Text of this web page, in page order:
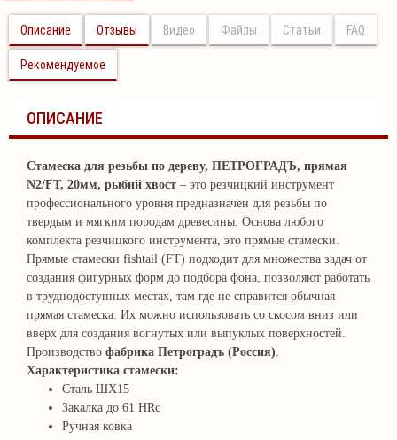
Описание Отзывы Видео Файлы Статьи FAQ
Рекомендуемое
ОПИСАНИЕ
Стамеска для резьбы по дереву, ПЕТРОГРАДЪ, прямая
N2/FT, 20мм, рыбий хвост – это резчицкий инструмент
профессионального уровня предназначен для резьбы по
твердым и мягким породам древесины. Основа любого
комплекта резчицкого инструмента, это прямые стамески.
Прямые стамески fishtail (FT) подходит для множества задач от
создания фигурных форм до подбора фона, позволяют работать
в труднодоступных местах, там где не справится обычная
прямая стамеска. Их можно использовать со скосом вниз или
вверх для создания вогнутых или выпуклых поверхностей.
Производство фабрика Петроградъ (Россия).
Характеристика стамески:
Сталь ШХ15
Закалка до 61 HRc
Ручная ковка